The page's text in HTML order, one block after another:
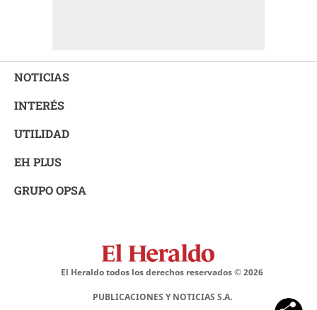
NOTICIAS
INTERÉS
UTILIDAD
EH PLUS
GRUPO OPSA
El Heraldo todos los derechos reservados ©2026
PUBLICACIONES Y NOTICIAS S.A.